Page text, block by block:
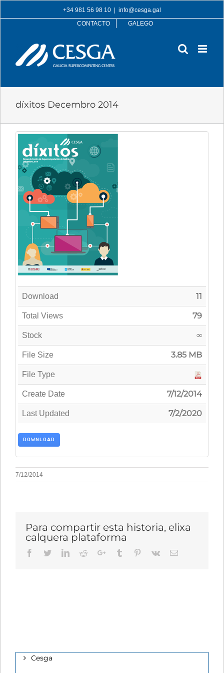
to
+34 981 56 98 10
info@cesga.gal
CONTACTO
GALEGO
díxitos Decembro 2014
Download 11
Total Views 79
Stock ∞
File Size 3.85 MB
File Type
Create Date 7/12/2014
Last Updated 7/2/2020
DOWNLOAD
7/12/2014
Para compartir esta historia, elixa
calquera plataforma
Facebook
TwitterLinkedIn
RedditGoogle+Tumblr Pinterest
Vk Email
Cesga